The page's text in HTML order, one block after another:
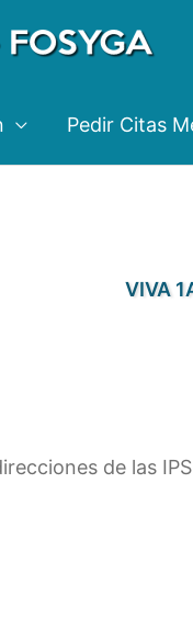
Pedir Citas
VIVA
de las